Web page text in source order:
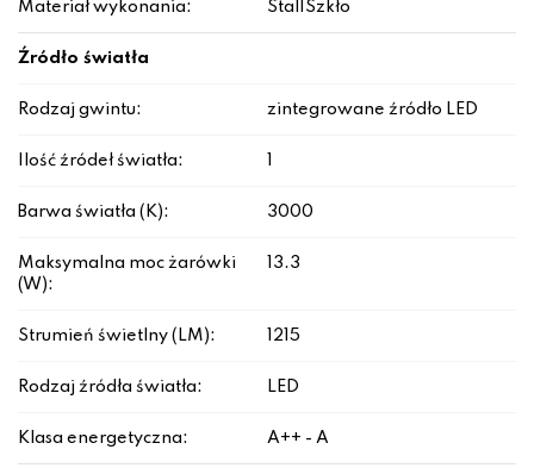
Materiał wykonania: Stal|Szkło
Źródło światła
Rodzaj gwintu: zintegrowane źródło LED
Ilość źródeł światła:
Barwa światła (K): 3000
Maksymalna moc żarówki
(W):
13.3
Strumień świetlny (LM): 1215
Rodzaj źródła światła: LED
Klasa energetyczna: A++ - A